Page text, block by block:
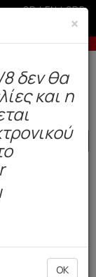
GR|EN|SRB
-5% σε
3-5 εργάσιμες.
HOT
×
δεν θα
και η
OK